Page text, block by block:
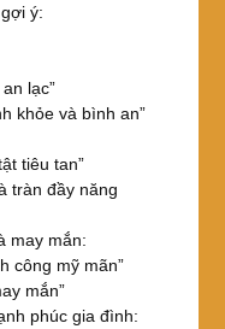
ý:
lạc”
khỏe và bình an”
tiêu tan”
tràn đầy năng
may mắn:
công mỹ mãn”
mắn”
phúc gia đình: